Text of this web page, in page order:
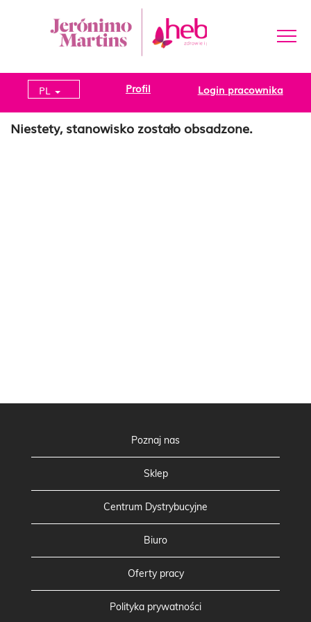
PL Profil Login pracownika
Niestety, stanowisko zostało obsadzone.
Poznaj nas
Sklep
Centrum Dystrybucyjne
Biuro
Oferty pracy
Polityka prywatności